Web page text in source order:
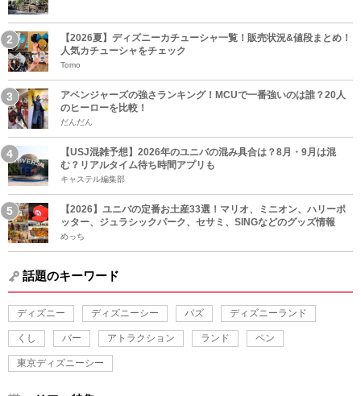
【2026夏】ディズニーカチューシャ一覧！販売状況&値段まとめ！
人気カチューシャをチェック
Tomo
アベンジャーズの強さランキング！MCUで一番強いのは誰？20人
のヒーローを比較！
だんだん
【USJ混雑予想】2026年のユニバの混み具合は？8月・9月は混
む？リアルタイム待ち時間アプリも
キャステル編集部
【2026】ユニバの定番お土産33選！マリオ、ミニオン、ハリーポ
ッター、ジュラシックパーク、セサミ、SINGなどのグッズ情報
めっち
話題のキーワード
ディズニー ディズニーシー バズ ディズニーランド
くし バー アトラクション ランド ペン
東京ディズニーシー